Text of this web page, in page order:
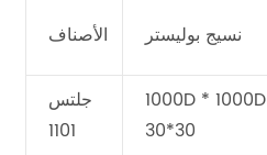
الأصناف نسيج بوليستر
جلتس
1101
1000D * 1000D
30*30